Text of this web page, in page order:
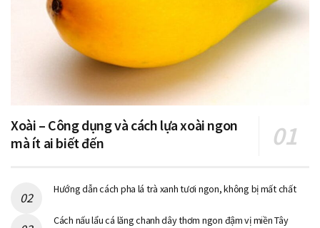
Xoài – Công dụng và cách lựa xoài ngon
mà ít ai biết đến
Hướng dẫn cách pha lá trà xanh tươi ngon, không bị mất chất
Cách nấu lẩu cá lăng chanh dây thơm ngon đậm vị miền Tây